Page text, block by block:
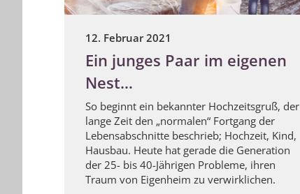
12. Februar 2021
Ein junges Paar im eigenen
Nest…
So beginnt ein bekannter Hochzeitsgruß, der
lange Zeit den „normalen“ Fortgang der
Lebensabschnitte beschrieb; Hochzeit, Kind,
Hausbau. Heute hat gerade die Generation
der 25- bis 40-Jährigen Probleme, ihren
Traum von Eigenheim zu verwirklichen.